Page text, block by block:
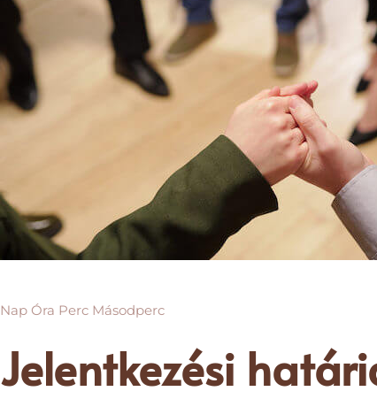
Nap Óra Perc Másodperc
Jelentkezési